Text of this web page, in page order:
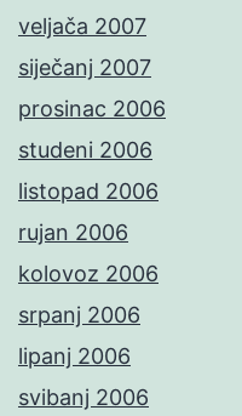
veljača 2007
siječanj 2007
prosinac 2006
studeni 2006
listopad 2006
rujan 2006
kolovoz 2006
srpanj 2006
lipanj 2006
svibanj 2006